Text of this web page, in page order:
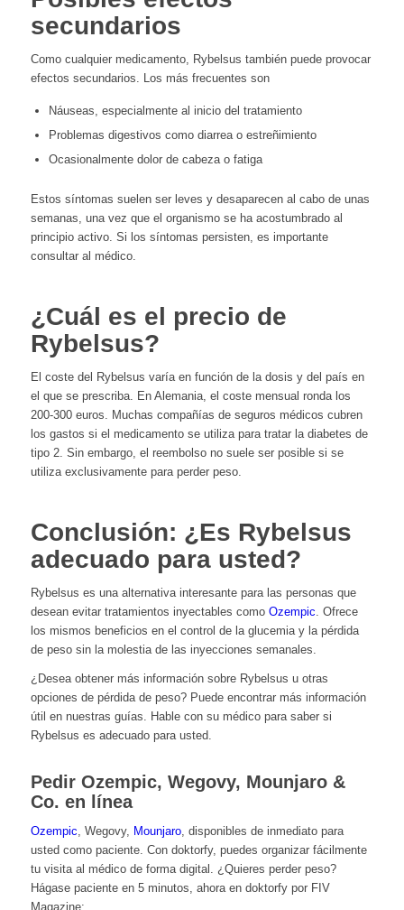
secundarios
Como cualquier medicamento, Rybelsus también puede provocar
efectos secundarios. Los más frecuentes son
Náuseas, especialmente al inicio del tratamiento
Problemas digestivos como diarrea o estreñimiento
Ocasionalmente dolor de cabeza o fatiga
Estos síntomas suelen ser leves y desaparecen al cabo de unas
semanas, una vez que el organismo se ha acostumbrado al
principio activo. Si los síntomas persisten, es importante
consultar al médico.
¿Cuál es el precio de
Rybelsus?
El coste del Rybelsus varía en función de la dosis y del país en
el que se prescriba. En Alemania, el coste mensual ronda los
200-300 euros. Muchas compañías de seguros médicos cubren
los gastos si el medicamento se utiliza para tratar la diabetes de
tipo 2. Sin embargo, el reembolso no suele ser posible si se
utiliza exclusivamente para perder peso.
Conclusión: ¿Es Rybelsus
adecuado para usted?
Rybelsus es una alternativa interesante para las personas que
desean evitar tratamientos inyectables como Ozempic . Ofrece
los mismos beneficios en el control de la glucemia y la pérdida
de peso sin la molestia de las inyecciones semanales.
¿Desea obtener más información sobre Rybelsus u otras
opciones de pérdida de peso? Puede encontrar más información
útil en nuestras guías. Hable con su médico para saber si
Rybelsus es adecuado para usted.
Pedir Ozempic, Wegovy, Mounjaro &
Co. en línea
Ozempic Wegovy, Mounjaro, disponibles de inmediato para
usted como paciente. Con doktorfy, puedes organizar fácilmente
tu visita al médico de forma digital. ¿Quieres perder peso?
Hágase paciente en 5 minutos, ahora en doktorfy por FIV
Magazine: